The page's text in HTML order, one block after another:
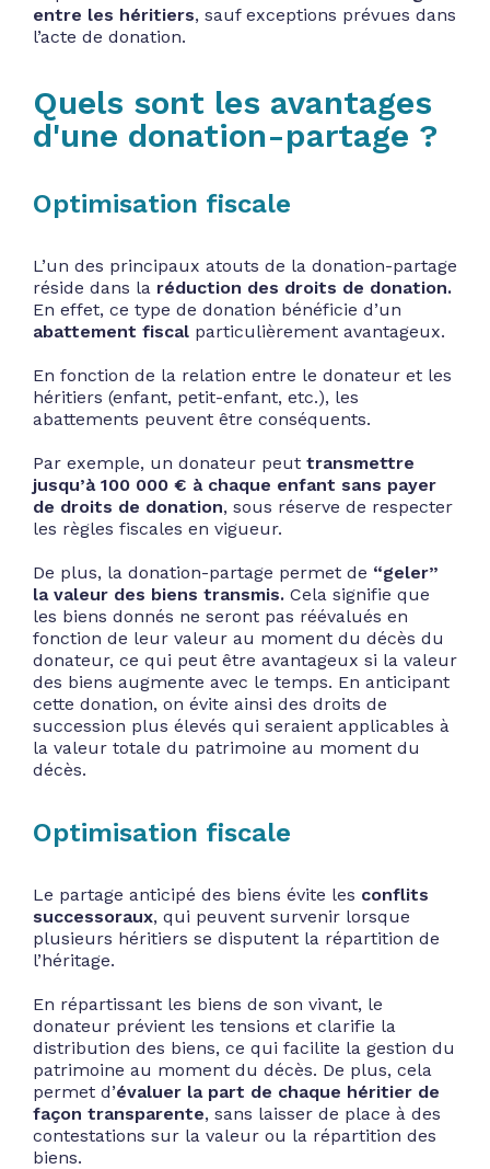
entre les héritiers, sauf exceptions prévues dans
l’acte de donation.
Quels sont les avantages
d'une donation-partage ?
Optimisation fiscale
L’un des principaux atouts de la donation-partage
réside dans la réduction des droits de donation.
En effet, ce type de donation bénéficie d’un
abattement fiscal particulièrement avantageux.
En fonction de la relation entre le donateur et les
héritiers (enfant, petit-enfant, etc.), les
abattements peuvent être conséquents.
Par exemple, un donateur peut transmettre
jusqu’à 100 000 € à chaque enfant sans payer
de droits de donation, sous réserve de respecter
les règles fiscales en vigueur.
De plus, la donation-partage permet de “geler”
la valeur des biens transmis. Cela signifie que
les biens donnés ne seront pas réévalués en
fonction de leur valeur au moment du décès du
donateur, ce qui peut être avantageux si la valeur
des biens augmente avec le temps. En anticipant
cette donation, on évite ainsi des droits de
succession plus élevés qui seraient applicables à
la valeur totale du patrimoine au moment du
décès.
Optimisation fiscale
Le partage anticipé des biens évite les conflits
successoraux, qui peuvent survenir lorsque
plusieurs héritiers se disputent la répartition de
l’héritage.
En répartissant les biens de son vivant, le
donateur prévient les tensions et clarifie la
distribution des biens, ce qui facilite la gestion du
patrimoine au moment du décès. De plus, cela
permet d’évaluer la part de chaque héritier de
façon transparente, sans laisser de place à des
contestations sur la valeur ou la répartition des
biens.